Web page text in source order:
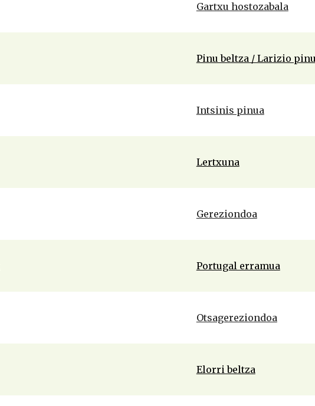
Gartxu hostozabala
Pinu beltza / Larizio
Intsinis pinua
Lertxuna
Gereziondoa
Portugal erramua
Otsagereziondoa
Elorri beltza